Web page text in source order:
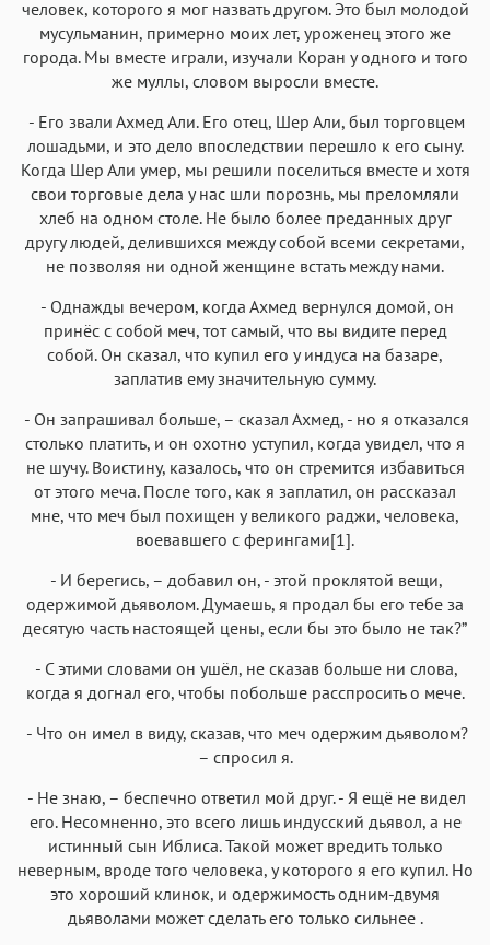
человек, которого я мог назвать другом. Это был молодой
мусульманин, примерно моих лет, уроженец этого же
города. Мы вместе играли, изучали Коран у одного и того
же муллы, словом выросли вместе.
- Его звали Ахмед Али. Его отец, Шер Али, был торговцем
лошадьми, и это дело впоследствии перешло к его сыну.
Когда Шер Али умер, мы решили поселиться вместе и хотя
свои торговые дела у нас шли порознь, мы преломляли
хлеб на одном столе. Не было более преданных друг
другу людей, делившихся между собой всеми секретами,
не позволяя ни одной женщине встать между нами.
- Однажды вечером, когда Ахмед вернулся домой, он
принёс с собой меч, тот самый, что вы видите перед
собой. Он сказал, что купил его у индуса на базаре,
заплатив ему значительную сумму.
- Он запрашивал больше, – сказал Ахмед, - но я отказался
столько платить, и он охотно уступил, когда увидел, что я
не шучу. Воистину, казалось, что он стремится избавиться
от этого меча. После того, как я заплатил, он рассказал
мне, что меч был похищен у великого раджи, человека,
воевавшего с ферингами[1].
- И берегись, – добавил он, - этой проклятой вещи,
одержимой дьяволом. Думаешь, я продал бы его тебе за
десятую часть настоящей цены, если бы это было не так?”
- С этими словами он ушёл, не сказав больше ни слова,
когда я догнал его, чтобы побольше расспросить о мече.
- Что он имел в виду, сказав, что меч одержим дьяволом?
– спросил я.
- Не знаю, – беспечно ответил мой друг. - Я ещё не видел
его. Несомненно, это всего лишь индусский дьявол, а не
истинный сын Иблиса. Такой может вредить только
неверным, вроде того человека, у которого я его купил. Но
это хороший клинок, и одержимость одним-двумя
дьяволами может сделать его только сильнее .